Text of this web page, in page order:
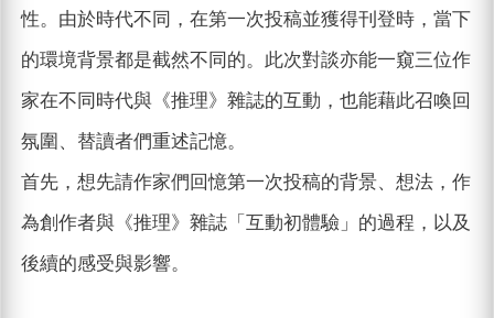
性。由於時代不同，在第一次投稿並獲得刊登時，當下
的環境背景都是截然不同的。此次對談亦能一窺三位作
家在不同時代與《推理》雜誌的互動，也能藉此召喚回
氛圍、替讀者們重述記憶。
首先，想先請作家們回憶第一次投稿的背景、想法，作
為創作者與《推理》雜誌「互動初體驗」的過程，以及
後續的感受與影響。